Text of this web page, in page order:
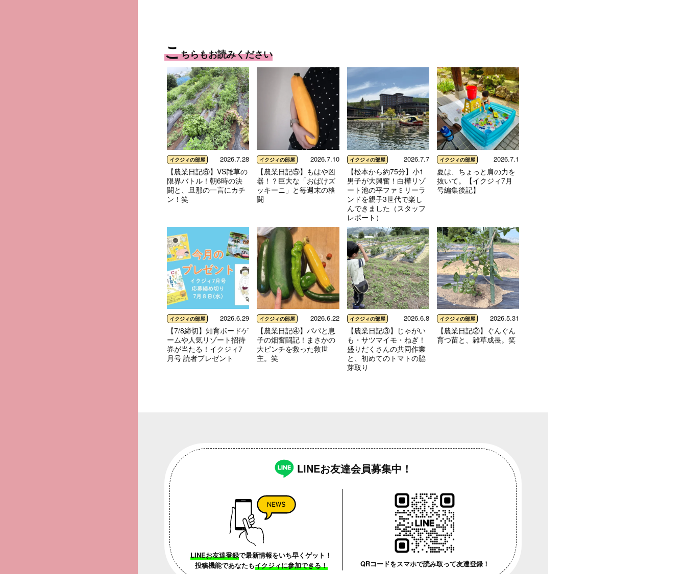
こちらもお読みください
イクジィの部屋 2026.7.28
【農業日記⑥】VS雑草の
限界バトル！朝6時の決
闘と、旦那の一言にカチ
ン！笑
イクジィの部屋 2026.7.10
【農業日記⑤】もはや凶
器！？巨大な「おばけズ
ッキーニ」と毎週末の格
闘
イクジィの部屋 2026.7.7
【松本から約75分】小1
男子が大興奮！白樺リゾ
ート池の平ファミリーラ
ンドを親子3世代で楽し
んできました（スタッフ
レポート）
イクジィの部屋 2026.7.1
夏は、ちょっと肩の力を
抜いて。【イクジィ7月
号編集後記】
イクジィの部屋 2026.6.29
【7/8締切】知育ボードゲ
ームや人気リゾート招待
券が当たる！イクジィ7
月号 読者プレゼント
イクジィの部屋 2026.6.22
【農業日記④】パパと息
子の畑奮闘記！まさかの
大ピンチを救った救世
主。笑
イクジィの部屋 2026.6.8
【農業日記③】じゃがい
も・サツマイモ・ねぎ！
盛りだくさんの共同作業
と、初めてのトマトの脇
芽取り
イクジィの部屋 2026.5.31
【農業日記②】ぐんぐん
育つ苗と、雑草成長。笑
LINEお友達会員募集中！
LINEお友達登録で最新情報をいち早くゲット！
投稿機能であなたもイクジィに参加できる！ QRコードをスマホで読み取って友達登録！